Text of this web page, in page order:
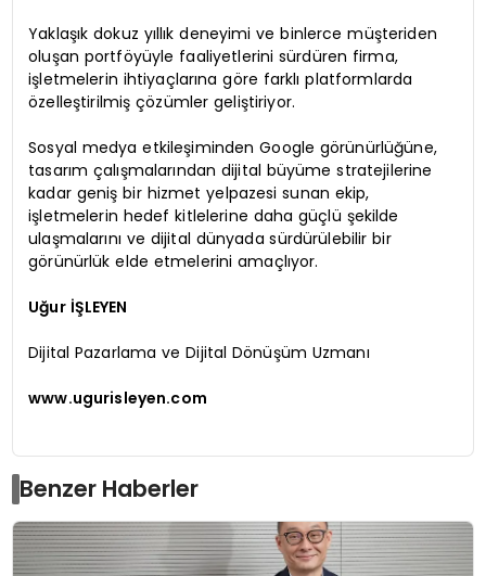
Yaklaşık dokuz yıllık deneyimi ve binlerce müşteriden
oluşan portföyüyle faaliyetlerini sürdüren firma,
işletmelerin ihtiyaçlarına göre farklı platformlarda
özelleştirilmiş çözümler geliştiriyor.
Sosyal medya etkileşiminden Google görünürlüğüne,
tasarım çalışmalarından dijital büyüme stratejilerine
kadar geniş bir hizmet yelpazesi sunan ekip,
işletmelerin hedef kitlelerine daha güçlü şekilde
ulaşmalarını ve dijital dünyada sürdürülebilir bir
görünürlük elde etmelerini amaçlıyor.
Uğur İŞLEYEN
Dijital Pazarlama ve Dijital Dönüşüm Uzmanı
www.ugurisleyen.com
Benzer Haberler